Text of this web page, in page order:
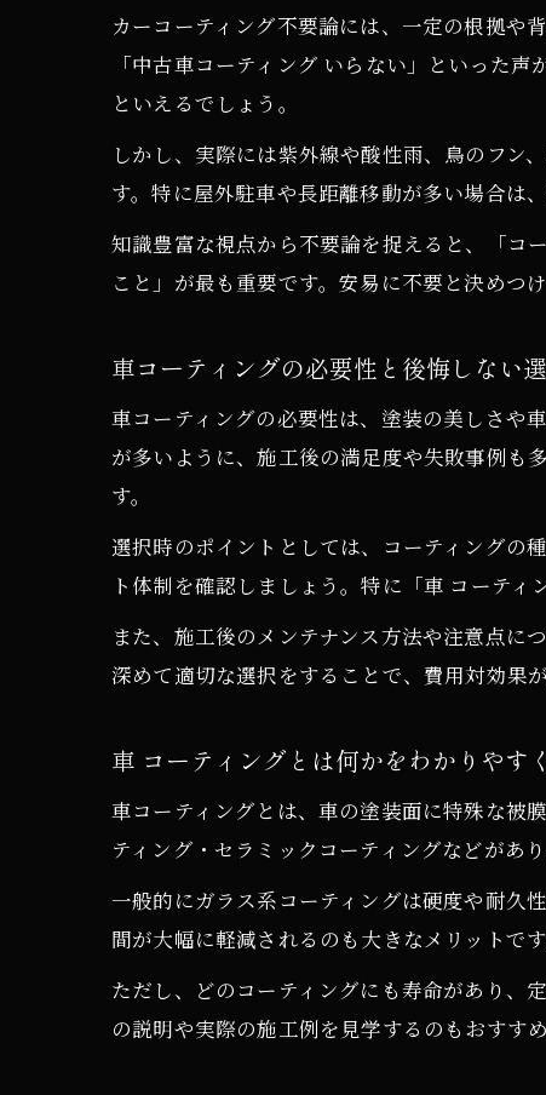
カーコーティング不要論には、一定の根拠や
「中古車コーティング いらない」といった
といえるでしょう。
しかし、実際には紫外線や酸性雨、鳥のフン
す。特に屋外駐車や長距離移動が多い場合は
知識豊富な視点から不要論を捉えると、「コ
こと」が最も重要です。安易に不要と決めつ
車コーティングの必要性と後悔しない
車コーティングの必要性は、塗装の美しさや
が多いように、施工後の満足度や失敗事例も
す。
選択時のポイントとしては、コーティングの
ト体制を確認しましょう。特に「車 コーティ
また、施工後のメンテナンス方法や注意点に
深めて適切な選択をすることで、費用対効果
車 コーティングとは何かをわかりやす
車コーティングとは、車の塗装面に特殊な被
ティング・セラミックコーティングなどがあ
一般的にガラス系コーティングは硬度や耐久
間が大幅に軽減されるのも大きなメリットです
ただし、どのコーティングにも寿命があり、
の説明や実際の施工例を見学するのもおすすめ